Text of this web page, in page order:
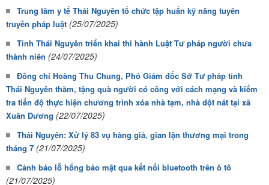
Trung tâm y tế Thái Nguyên tổ chức tập huấn kỹ năng tuyên
truyền pháp luật (25/07/2025)
Tỉnh Thái Nguyên triển khai thi hành Luật Tư pháp người chưa
thành niên (24/07/2025)
Đồng chí Hoàng Thu Chung, Phó Giám đốc Sở Tư pháp tỉnh
Thái Nguyên thăm, tặng quà người có công với cách mạng và kiểm
tra tiến độ thực hiện chương trình xóa nhà tạm, nhà dột nát tại xã
Xuân Dương (22/07/2025)
Thái Nguyên: Xử lý 83 vụ hàng giả, gian lận thương mại trong
tháng 7 (21/07/2025)
Cảnh báo lỗ hổng bảo mật qua kết nối bluetooth trên ô tô
(21/07/2025)